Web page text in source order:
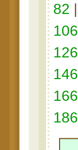
82 |
106
126
146
166
186